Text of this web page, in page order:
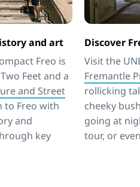
and art
Freo is
Feet and a
and Street
to Freo with
and
key
Discover
Visit the
Fremantle
rollicking
cheeky
going at
tour, or